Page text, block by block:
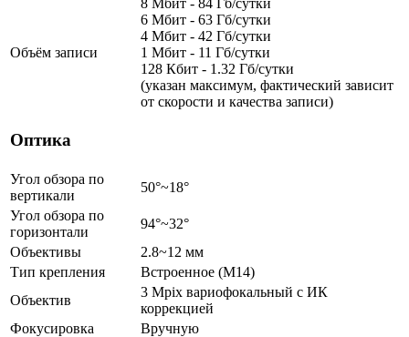
Объём записи
6 Мбит - 63 Гб/сутки
4 Мбит - 42 Гб/сутки
1 Мбит - 11 Гб/сутки
128 Кбит - 1.32 Гб/сутки
(указан максимум, фактический зависит
от скорости и качества записи)
Оптика
Угол обзора по
вертикали
50°~18°
Угол обзора по
горизонтали
94°~32°
Объективы
2.8~12 мм
Тип крепления
Встроенное (M14)
Объектив
3 Mpix вариофокальный c ИК
коррекцией
Фокусировка
Вручную